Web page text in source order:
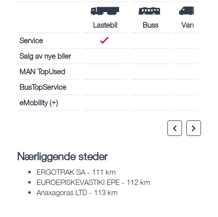
Lastebil Buss
Van
Service
Salg av nye biler
MAN TopUsed
BusTopService
eMobility (+)
Nærliggende steder
ERGOTRAK SA - 111 km
EUROEPISKEVASTIKI EPE - 112 km
Anaxagoras LTD - 113 km